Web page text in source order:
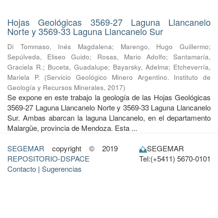
Hojas Geológicas 3569-27 Laguna Llancanelo
Norte y 3569-33 Laguna Llancanelo Sur
Di Tommaso, Inés Magdalena; Marengo, Hugo Guillermo;
Sepúlveda, Eliseo Guido; Rosas, Mario Adolfo;Santamaría,
Graciela R.; Buceta, Guadalupe; Bayarsky, Adelma; Etcheverría,
Mariela P. (Servicio Geológico Minero Argentino. Instituto de
Geología y Recursos Minerales, 2017)
Se expone en este trabajo la geología de las Hojas Geológicas
3569-27 Laguna Llancanelo Norte y 3569-33 Laguna Llancanelo
Sur. Ambas abarcan la laguna Llancanelo, en el departamento
Malargüe, provincia de Mendoza. Esta ...
SEGEMAR copyright © 2019
REPOSITORIO-DSPACE
Contacto | Sugerencias
SEGEMAR
Tel:(+5411) 5670-0101